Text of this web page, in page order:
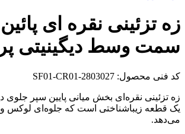
زه تزئینی نقره ای
سمت وسط دیگینیتی
کد فنی محصول: SF01-CR01-2803027
زه تزئینی نقره‌ای بخش میانی پایین سپر جلوی
یک قطعه زیباشناختی است که جلوه‌ای لوکس
می‌دهد.